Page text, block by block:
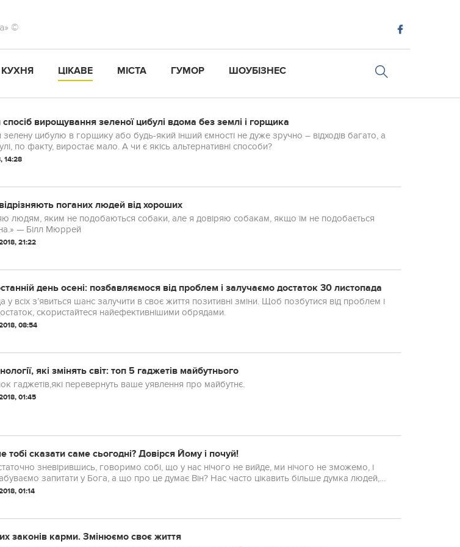
©
КУХНЯ ЦІКАВЕ МІСТА ГУМОР ШОУБІЗНЕС
спосіб вирощування зеленої цибулі вдома без землі і горщика
цибулю в горщику або будь-який інший ємності не дуже зручно – відходів багато, а
по факту, виростає мало. А чи є якісь альтернативні способи?
14:28
поганих людей від хороших
людям, яким не подобаються собаки, але я довіряю собакам, якщо їм не подобається
— Білл Мюррей
21:22
день осені: позбавляємося від проблем і залучаємо достаток 30 листопада
у всіх з’явиться шанс залучити в своє життя позитивні зміни. Щоб позбутися від проблем і
скористайтеся найефективнішими обрядами.
08:54
які змінять світ: топ 5 гаджетів майбутнього
гаджетів,які перевернуть ваше уявлення про майбутнє.
01:45
тобі сказати саме сьогодні? Довірся Йому і почуй!
зневірившись, говоримо собі, що у нас нічого не вийде, ми нічого не зможемо, і
запитати у Бога, а що про це думає Він? Нас часто цікавить більше думка людей,
і часом, прислухаючись до цих дум...
01:14
законів карми. Змінюємо своє життя